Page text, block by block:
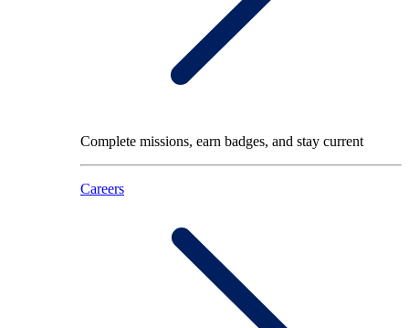
Complete missions, earn badges, and stay current
Careers